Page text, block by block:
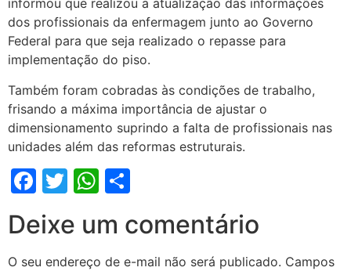
informou que realizou a atualização das informações
dos profissionais da enfermagem junto ao Governo
Federal para que seja realizado o repasse para
implementação do piso.
Também foram cobradas às condições de trabalho,
frisando a máxima importância de ajustar o
dimensionamento suprindo a falta de profissionais nas
unidades além das reformas estruturais.
Facebook
TwitterWhatsApp
Deixe um comentário
O seu endereço de e-mail não será publicado. Campos